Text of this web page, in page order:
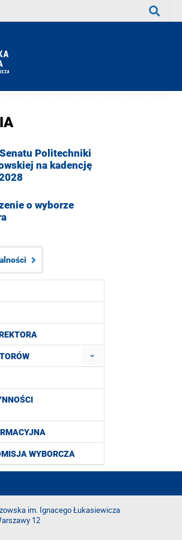
WYBORCZA
Politechniki
na kadencję
o wyborze
im. Ignacego Łukasiewicza
12